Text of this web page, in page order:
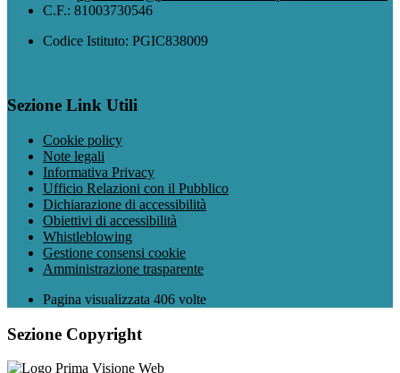
C.F.: 81003730546
Codice Istituto: PGIC838009
Sezione Link Utili
Cookie policy
Note legali
Informativa Privacy
Ufficio Relazioni con il Pubblico
Dichiarazione di accessibilità
Obiettivi di accessibilità
Whistleblowing
Gestione consensi cookie
Amministrazione trasparente
Pagina visualizzata 406 volte
Sezione Copyright